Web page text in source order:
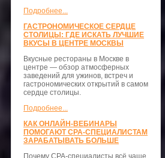
Подробнее...
ГАСТРОНОМИЧЕСКОЕ СЕРДЦЕ
СТОЛИЦЫ: ГДЕ ИСКАТЬ ЛУЧШИЕ
ВКУСЫ В ЦЕНТРЕ МОСКВЫ
Вкусные рестораны в Москве в
центре — обзор атмосферных
заведений для ужинов, встреч и
гастрономических открытий в самом
сердце столицы.
Подробнее...
КАК ОНЛАЙН-ВЕБИНАРЫ
ПОМОГАЮТ CPA-СПЕЦИАЛИСТАМ
ЗАРАБАТЫВАТЬ БОЛЬШЕ
Почему CPA-специалисты всё чаще